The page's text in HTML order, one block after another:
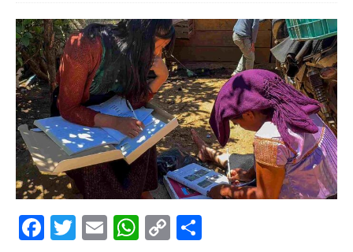
F T E W C